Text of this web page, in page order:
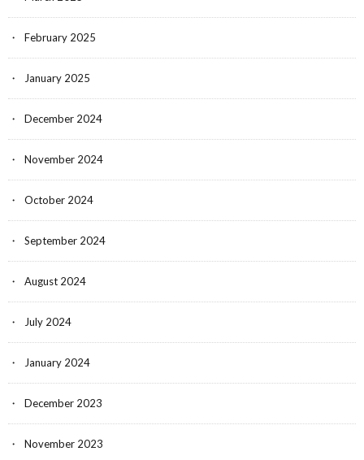
February 2025
January 2025
December 2024
November 2024
October 2024
September 2024
August 2024
July 2024
January 2024
December 2023
November 2023